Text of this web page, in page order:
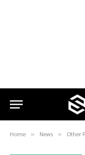
Home » News » Other